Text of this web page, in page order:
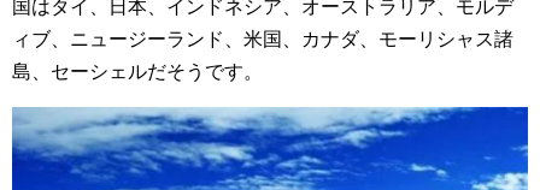
国はタイ、日本、インドネシア、オーストラリア、モルデ
ィブ、ニュージーランド、米国、カナダ、モーリシャス諸
島、セーシェルだそうです。